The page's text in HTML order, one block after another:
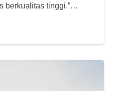
berkualitas tinggi.”…